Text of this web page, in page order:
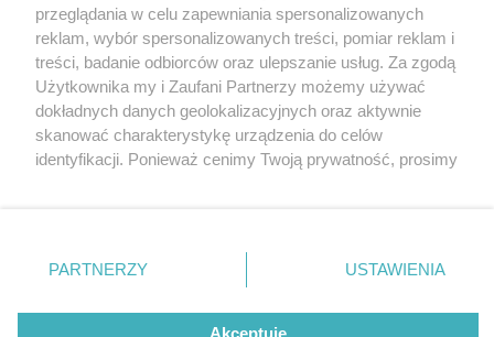
Jujitsu policja1
Wróć do artykułu:
Wicemistrzostwo Polski w ju-jitsu dla policjanta z
Rudy Śląskiej
Nie zapomnij
zapoznać się z:
polityką prywatności regulamin korzystania z portali
Twojemiasto
Piekary Śląskie
Chorzów
Tarnowskie Góry
Gliwice
Skontakuj sięz nami
Kontakt
Wydawca
Redakcja
przeglądania w celu zapewniania spersonalizowanych
reklam, wybór spersonalizowanych treści, pomiar reklam i
treści, badanie odbiorców oraz ulepszanie usług. Za zgodą
Użytkownika my i Zaufani Partnerzy możemy używać
dokładnych danych geolokalizacyjnych oraz aktywnie
skanować charakterystykę urządzenia do celów
identyfikacji. Ponieważ cenimy Twoją prywatność, prosimy
prywatności znajdujący się w lewym dolnym rogu strony
. Niektóre rodzaje przetwarzania danych nie wymagają
zgody użytkownika, ale masz prawo sprzeciwić się
takiemu przetwarzaniu. Preferencje będą miały
PARTNERZY USTAWIENIA
Akceptuję